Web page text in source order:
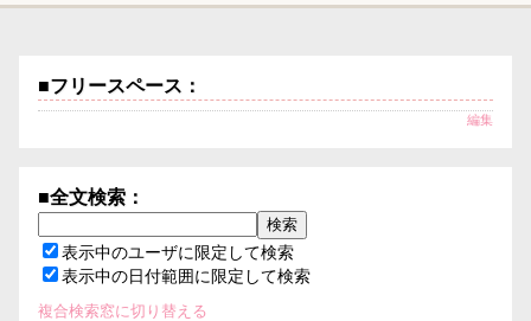
■フリースペース：
編集
■全文検索：
表示中のユーザに限定して検索
表示中の日付範囲に限定して検索
複合検索窓に切り替える